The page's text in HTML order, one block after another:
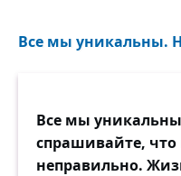
Все мы уникальны.
Все мы
спрашивайте, что
неправильно.